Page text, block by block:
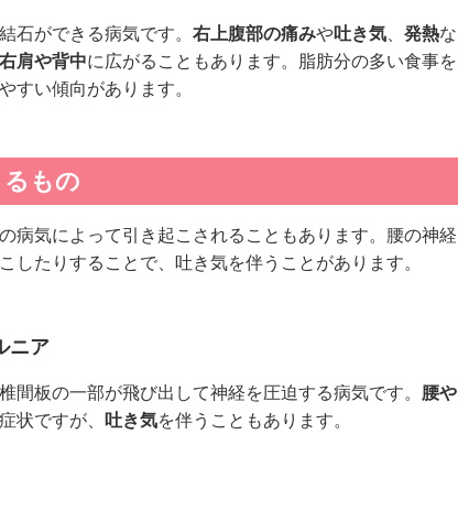
石ができる病気です。 右上腹部の痛みや吐き気、 発熱な
肩や背中に広がることもあります。脂肪分の多い食事を
すい傾向があります。
もの
病気によって引き起こされることもあります。腰の神経
したりすることで、吐き気を伴うことがあります。
ニア
間板の一部が飛び出して神経を圧迫する病気です。 腰や
状ですが、 吐き気を伴うこともあります。